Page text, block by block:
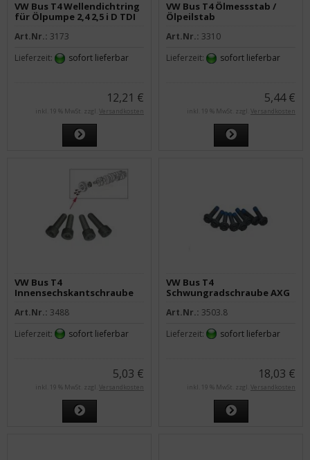
VW Bus T4 Wellendichtring
für Ölpumpe 2,4 2,5 i D TDI
Art.Nr.: 3173
Lieferzeit:
sofort lieferbar
12,21 €
inkl. 19 % MwSt. zzgl. Versandkosten
VW Bus T4 Ölmessstab /
Ölpeilstab
Art.Nr.: 3310
Lieferzeit:
sofort lieferbar
5,44 €
inkl. 19 % MwSt. zzgl. Versandkosten
VW Bus T4
Innensechskantschraube
M8x30
Art.Nr.: 3488
Lieferzeit:
sofort lieferbar
5,03 €
inkl. 19 % MwSt. zzgl. Versandkosten
VW Bus T4
Schwungradschraube AXG
Art.Nr.: 3503.8
Lieferzeit:
sofort lieferbar
18,03 €
inkl. 19 % MwSt. zzgl. Versandkosten